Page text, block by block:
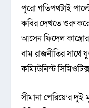
পুরো গতিপথটাই
কবির দেখতে শুরু
আসেন ফিদেল
বাম রাজনীতির সাথে
কম্যিউনিস্ট
সীমানা পেরিয়ে’র